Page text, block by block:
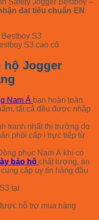
đạt tiêu chuẩn EN
S3 cao cổ
hộ Jogger
Nam Á bạn hoàn toàn
tất cả đều được nhập
tranh nhất thị trường do
phối cấp I trực tiếp từ
phục Nam Á khi có
bảo hộ chất lượng, an
cấp uy tín hàng đầu
tại
hỗ trợ mua hàng